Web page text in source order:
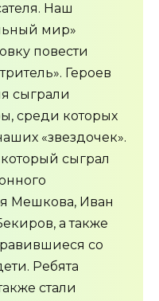
Наш
мир»
повести
Героев
сыграли
среди которых
«звездочек».
сыграл
Мешкова, Иван
а также
со
Ребята
стали